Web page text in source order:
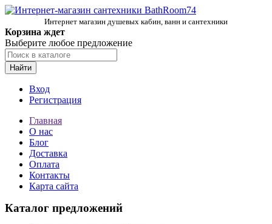
Интернет магазин душевых кабин, ванн и сантехники
Корзина ждет
Выберите любое предложение
Найти
Вход
Регистрация
Главная
О нас
Блог
Доставка
Оплата
Контакты
Карта сайта
Каталог предложений